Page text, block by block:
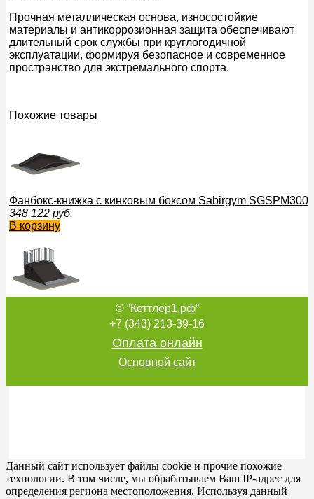
Прочная металлическая основа, износостойкие
материалы и антикоррозионная защита обеспечивают
длительный срок службы при круглогодичной
эксплуатации, формируя безопасное и современное
пространство для экстремального спорта.
Похожие товары
Фанбокс-книжка с кинковым боксом Sabirgym
348 122 руб.
В корзину
Разгон Sabirgym SGSPM2002L для скейтбордистов black
© “Кеттлер1.рф”
+7 (343) 213-39-16
Оплата онлайн
Основной сайт
Данный сайт использует файлы cookie и прочие похожие
технологии. В том числе, мы обрабатываем Ваш IP-адрес для
определения региона местоположения. Используя данный